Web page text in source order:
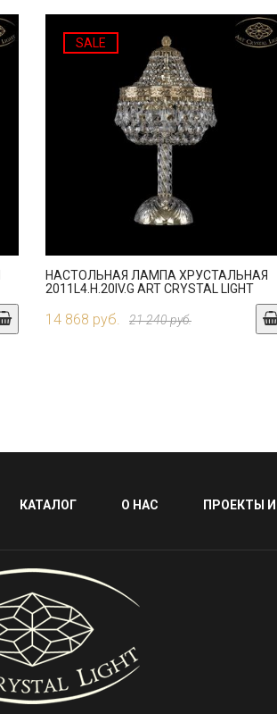
SALE
НАСТОЛЬНАЯ ЛАМПА ХРУСТАЛЬНАЯ
2011L4.H.20IV.G ART CRYSTAL LIGHT
14 868 руб. 21 240 руб.
КАТАЛОГ О НАС ПРОЕКТЫ